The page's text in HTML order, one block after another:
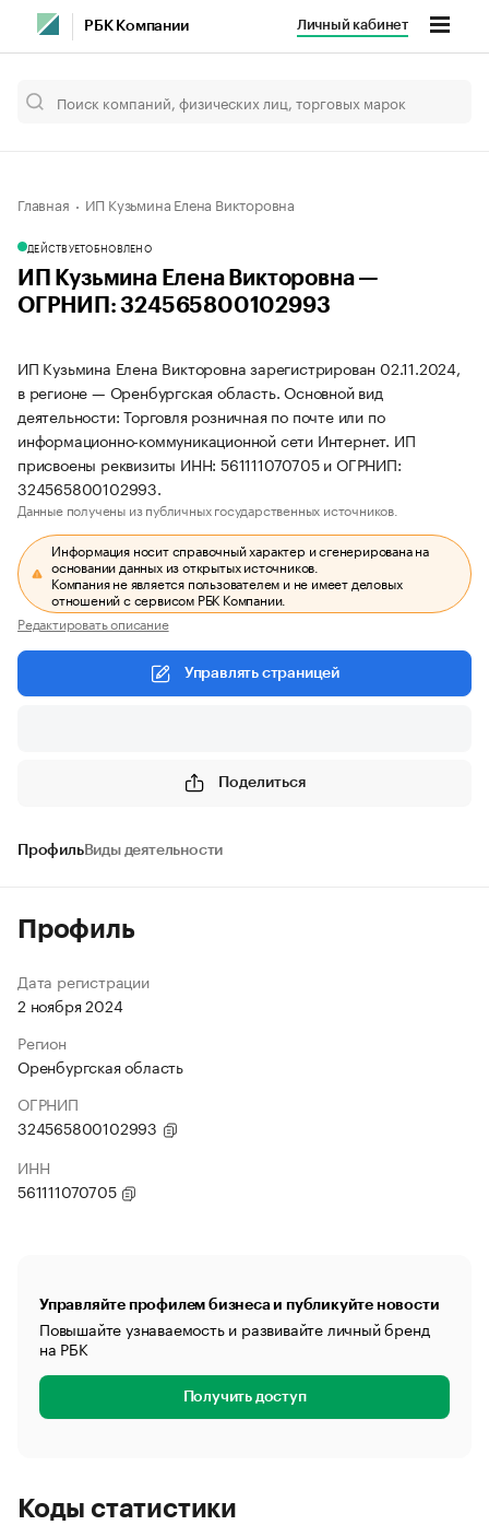
РБК Компании Личный кабинет
Главная ИП Кузьмина Елена Викторовна
ДЕЙСТВУЕТОБНОВЛЕНО
ИП Кузьмина Елена Викторовна —
ОГРНИП: 324565800102993
ИП Кузьмина Елена Викторовна зарегистрирован 02.11.2024,
в регионе — Оренбургская область. Основной вид
деятельности: Торговля розничная по почте или по
информационно-коммуникационной сети Интернет. ИП
присвоены реквизиты ИНН: 561111070705 и ОГРНИП:
324565800102993.
Данные получены из публичных государственных источников.
Информация носит справочный характер и сгенерирована на
основании данных из открытых источников.
Компания не является пользователем и не имеет деловых
отношений с сервисом РБК Компании.
Редактировать описание
Управлять страницей
Поделиться
ПрофильВиды деятельности
Профиль
Дата регистрации
2 ноября 2024
Регион
Оренбургская область
ОГРНИП
324565800102993
ИНН
561111070705
Управляйте профилем бизнеса и публикуйте новости
Повышайте узнаваемость и развивайте личный бренд
на РБК
Получить доступ
Коды статистики